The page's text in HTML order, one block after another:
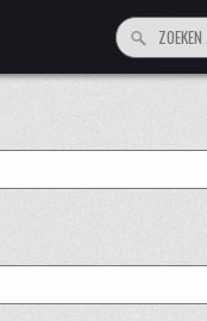
Zoeken
naar: